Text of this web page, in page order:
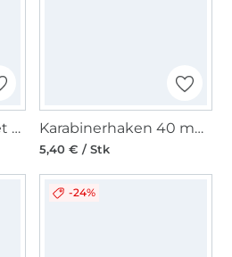
Taschen-Zubehör-Set 3 tlg. 20 mm, gelbgold Karabinerhaken 40 mm, gunmetal
5,40 € / Stk
-24%